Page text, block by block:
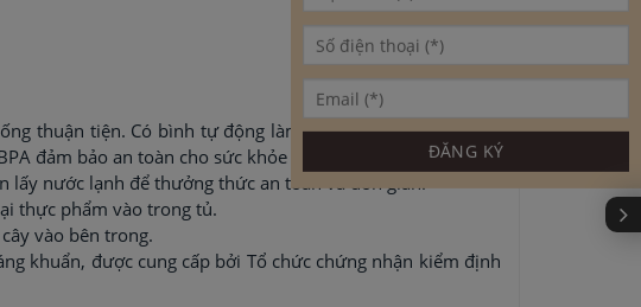
thuận tiện. Có bình tự động làm đầy nước đi kèm lõi lọc
đảm bảo an toàn cho sức khỏe người dùng.
lấy nước lạnh để thưởng thức an toàn và đơn giản.
thực phẩm vào trong tủ.
vào bên trong.
khuẩn, được cung cấp bởi Tổ chức chứng nhận kiểm định